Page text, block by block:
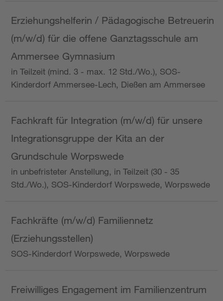
Erziehungshelferin / Pädagogische Betreuerin
(m/w/d) für die offene Ganztagsschule am
Ammersee Gymnasium
in Teilzeit (mind. 3 - max. 12 Std./Wo.), SOS-
Kinderdorf Ammersee-Lech, Dießen am Ammersee
Fachkraft für Integration (m/w/d) für unsere
Integrationsgruppe der Kita an der
Grundschule Worpswede
in unbefristeter Anstellung, in Teilzeit (30 - 35
Std./Wo.), SOS-Kinderdorf Worpswede, Worpswede
Fachkräfte (m/w/d) Familiennetz
(Erziehungsstellen)
SOS-Kinderdorf Worpswede, Worpswede
Freiwilliges Engagement im Familienzentrum